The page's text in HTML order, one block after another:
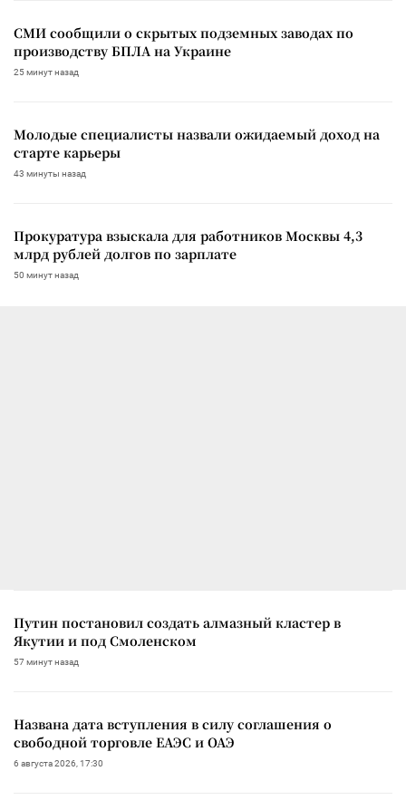
СМИ сообщили о скрытых подземных заводах по
производству БПЛА на Украине
25 минут назад
Молодые специалисты назвали ожидаемый доход на
старте карьеры
43 минуты назад
Прокуратура взыскала для работников Москвы 4,3
млрд рублей долгов по зарплате
50 минут назад
Путин постановил создать алмазный кластер в
Якутии и под Смоленском
57 минут назад
Названа дата вступления в силу соглашения о
свободной торговле ЕАЭС и ОАЭ
6 августа 2026, 17:30